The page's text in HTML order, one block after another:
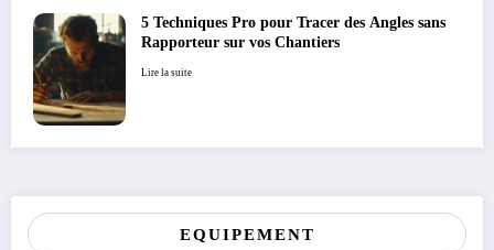
5 Techniques Pro pour Tracer des Angles sans
Rapporteur sur vos Chantiers
Lire la suite
EQUIPEMENT